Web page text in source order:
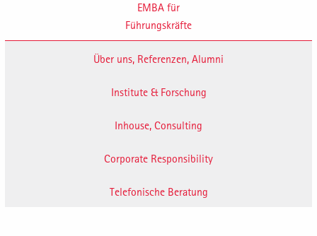
EMBA für
Führungskräfte
Über uns, Referenzen, Alumni
Institute & Forschung
Inhouse, Consulting
Corporate Responsibility
Telefonische Beratung